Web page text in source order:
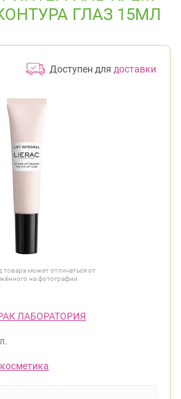
ГЛАЗ 15МЛ
Доступен для доставки
может отличаться от
на фотографии
ЛАБОРАТОРИЯ